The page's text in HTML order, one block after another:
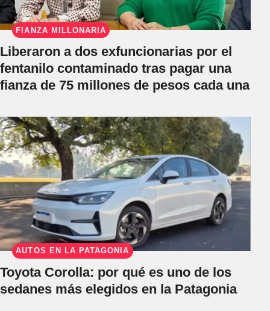
FIANZA MILLONARIA
Liberaron a dos exfuncionarias por el
fentanilo contaminado tras pagar una
fianza de 75 millones de pesos cada una
AUTOS EN LA PATAGONIA
Toyota Corolla: por qué es uno de los
sedanes más elegidos en la Patagonia